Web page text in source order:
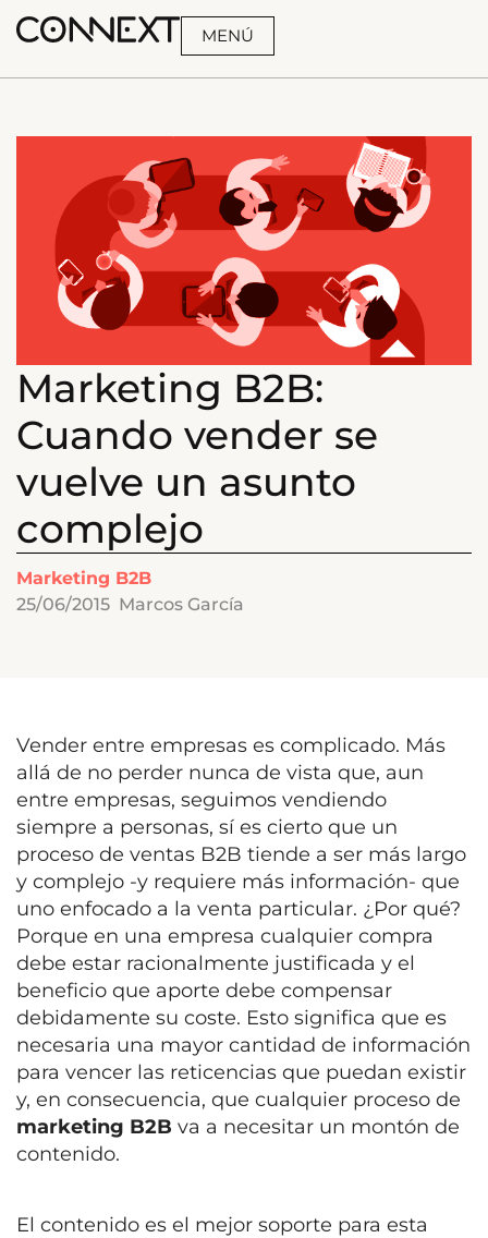
MENÚ
Marketing B2B:
Cuando vender se
vuelve un asunto
complejo
Marketing B2B
25/06/2015 Marcos García
Vender entre empresas es complicado. Más
allá de no perder nunca de vista que, aun
entre empresas, seguimos vendiendo
siempre a personas, sí es cierto que un
proceso de ventas B2B tiende a ser más largo
y complejo -y requiere más información- que
uno enfocado a la venta particular. ¿Por qué?
Porque en una empresa cualquier compra
debe estar racionalmente justificada y el
beneficio que aporte debe compensar
debidamente su coste. Esto significa que es
necesaria una mayor cantidad de información
para vencer las reticencias que puedan existir
y, en consecuencia, que cualquier proceso de
marketing B2B va a necesitar un montón de
contenido.
El contenido es el mejor soporte para esta